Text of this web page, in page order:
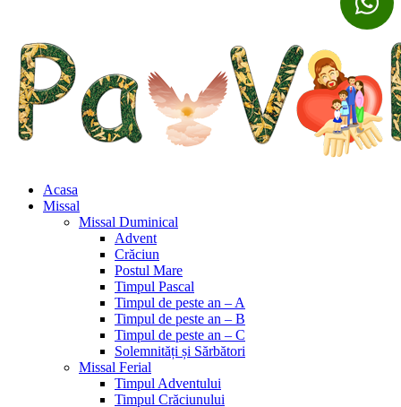
Acasa
Missal
Missal Duminical
Advent
Crăciun
Postul Mare
Timpul Pascal
Timpul de peste an – A
Timpul de peste an – B
Timpul de peste an – C
Solemnități și Sărbători
Missal Ferial
Timpul Adventului
Timpul Crăciunului